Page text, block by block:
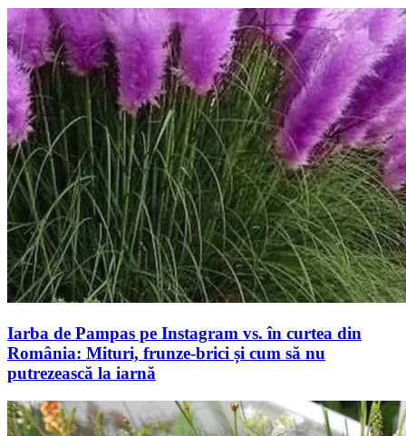
Iarba de Pampas pe Instagram vs. în curtea din
România: Mituri, frunze-brici și cum să nu
putrezească la iarnă